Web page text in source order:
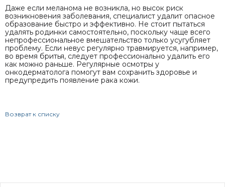
Даже если меланома не возникла, но высок риск
возникновения заболевания, специалист удалит опасное
образование быстро и эффективно. Не стоит пытаться
удалять родинки самостоятельно, поскольку чаще всего
непрофессиональное вмешательство только усугубляет
проблему. Если невус регулярно травмируется, например,
во время бритья, следует профессионально удалить его
как можно раньше. Регулярные осмотры у
онкодерматолога помогут вам сохранить здоровье и
предупредить появление рака кожи.
Возврат к списку